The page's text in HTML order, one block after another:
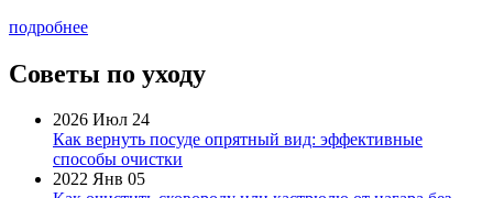
подробнее
Советы по уходу
2026 Июл 24
Как вернуть посуде опрятный вид: эффективные
способы очистки
2022 Янв 05